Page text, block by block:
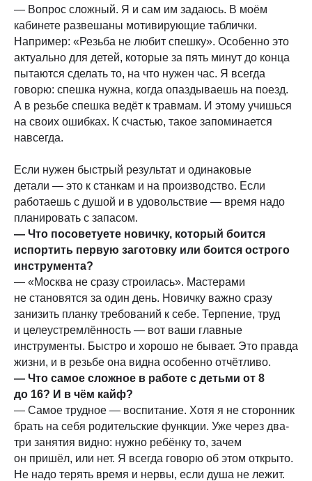
— Вопрос сложный. Я и сам им задаюсь. В моём
кабинете развешаны мотивирующие таблички.
Например: «Резьба не любит спешку». Особенно это
актуально для детей, которые за пять минут до конца
пытаются сделать то, на что нужен час. Я всегда
говорю: спешка нужна, когда опаздываешь на поезд.
А в резьбе спешка ведёт к травмам. И этому учишься
на своих ошибках. К счастью, такое запоминается
навсегда.
Если нужен быстрый результат и одинаковые
детали — это к станкам и на производство. Если
работаешь с душой и в удовольствие — время надо
планировать с запасом.
— Что посоветуете новичку, который боится
испортить первую заготовку или боится острого
инструмента?
— «Москва не сразу строилась». Мастерами
не становятся за один день. Новичку важно сразу
занизить планку требований к себе. Терпение, труд
и целеустремлённость — вот ваши главные
инструменты. Быстро и хорошо не бывает. Это правда
жизни, и в резьбе она видна особенно отчётливо.
— Что самое сложное в работе с детьми от 8
до 16? И в чём кайф?
— Самое трудное — воспитание. Хотя я не сторонник
брать на себя родительские функции. Уже через два-
три занятия видно: нужно ребёнку то, зачем
он пришёл, или нет. Я всегда говорю об этом открыто.
Не надо терять время и нервы, если душа не лежит.